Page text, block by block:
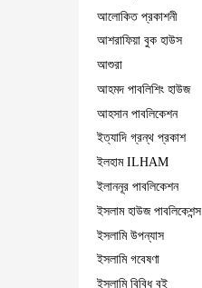
আলোকিত প্রকাশনী
আশরাফিয়া বুক হাউস
আশুরা
আহমদ পাবলিশিং হাউজ
আহসান পাবলিকেশন
ইত্যাদি গ্রন্থ প্রকাশ
ইলহাম ILHAM
ইলাননূর পাবলিকেশন
ইসলাম হাউজ পাবলিকেশন্স
ইসলামি উপন্যাস
ইসলামি গবেষণা
ইসলামি বিবিধ বই